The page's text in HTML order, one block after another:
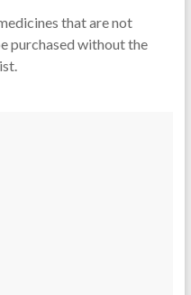
that are not
purchased without the